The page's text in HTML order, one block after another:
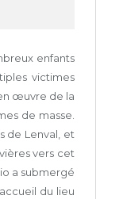
enfants
victimes
œuvre de la
de masse.
de Lenval, et
vers cet
a submergé
du lieu